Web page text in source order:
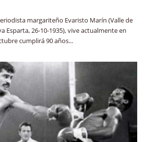
margariteño Evaristo Marín (Valle de
Esparta, 26-10-1935), vive actualmente en
cumplirá 90 años...